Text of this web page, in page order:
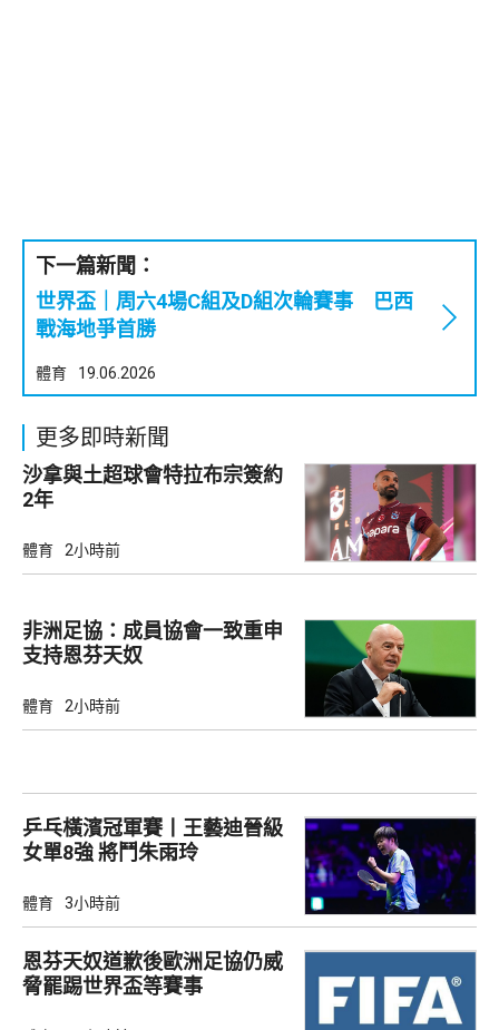
下一篇新聞：
世界盃｜周六4場C組及D組次輪賽事 巴西
戰海地爭首勝
體育 19.06.2026
更多即時新聞
沙拿與土超球會特拉布宗簽約
2年
體育 2小時前
非洲足協：成員協會一致重申
支持恩芬天奴
體育 2小時前
乒乓橫濱冠軍賽丨王藝迪晉級
女單8強 將鬥朱雨玲
體育 3小時前
恩芬天奴道歉後歐洲足協仍威
脅罷踢世界盃等賽事